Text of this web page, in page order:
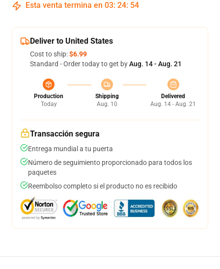
Esta venta termina en 03: 24: 53
Deliver to United States
Cost to ship:$6.99
Standard - Order today to get byAug. 14 - Aug. 21
Production
Today
Shipping
Aug. 10
Delivered
Aug. 14 - Aug. 21
Transacción segura
Entrega mundial a tu puerta
Número de seguimiento proporcionado para todos los
paquetes
Reembolso completo si el producto no es recibido